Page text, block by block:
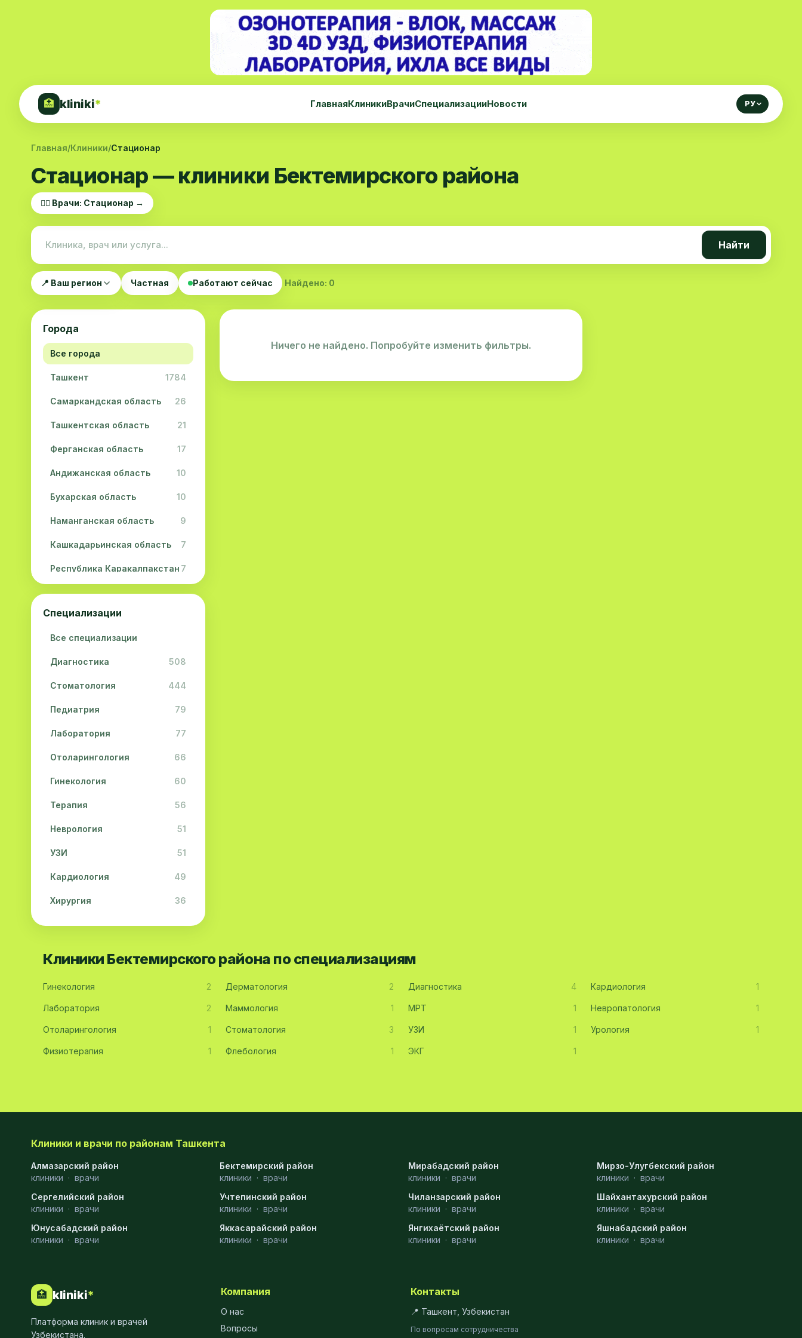
🏥 kliniki* ГлавнаяКлиникиВрачиСпециализацииНовости РУ
Главная/Клиники/Стационар
Стационар — клиники Бектемирского района
👨‍⚕️ Врачи: Стационар →
Найти
📍 Ваш регион Частная Работают сейчас Найдено: 0
Города
Все города
Ташкент 1784
Самаркандская область 26
Ташкентская область 21
Ферганская область 17
Андижанская область 10
Бухарская область 10
Наманганская область 9
Кашкадарьинская область 7
Республика Каракалпакстан 7
Навоийская область 5
Джизакская область
Сурхандарьинская область
Сырдарьинская область 2
Хорезмская область 2
Специализации
Все специализации
Диагностика 508
Стоматология 444
Педиатрия 79
Лаборатория 77
Отоларингология 66
Гинекология 60
Терапия 56
Неврология 51
УЗИ 51
Кардиология 49
Хирургия 36
Физиотерапия 31
Акушерство 19
Ортопедия 19
Массаж
ЭКГ
Гастроэнтерология
Аллергология
Ничего не найдено. Попробуйте изменить фильтры.
Клиники Бектемирского района по специализациям
Гинекология 2 Дерматология 2 Диагностика 4 Кардиология 1
Лаборатория 2 Маммология 1 МРТ 1 Невропатология 1
Отоларингология 1 Стоматология 3 УЗИ 1 Урология 1
Физиотерапия 1 Флебология 1 ЭКГ 1
Клиники и врачи по районам Ташкента
Алмазарский район
клиники · врачи
Бектемирский район
клиники · врачи
Мирабадский район
клиники · врачи
Мирзо-Улугбекский район
клиники · врачи
Сергелийский район
клиники · врачи
Учтепинский район
клиники · врачи
Чиланзарский район
клиники · врачи
Шайхантахурский район
клиники · врачи
Юнусабадский район
клиники · врачи
Яккасарайский район
клиники · врачи
Янгихаётский район
клиники · врачи
Яшнабадский район
клиники · врачи
🏥 kliniki*
Платформа клиник и врачей
Узбекистана.
Компания
О нас
Вопросы
Контакты
📍 Ташкент, Узбекистан
По вопросам сотрудничества